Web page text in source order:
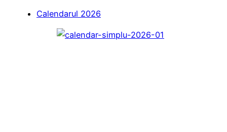
Calendarul 2026